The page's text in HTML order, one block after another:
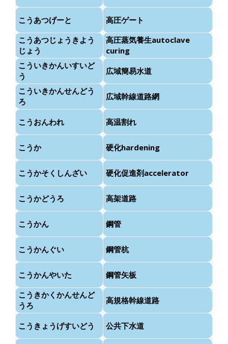
こうあつげーと
高圧ゲート
こうあつじょうきよう
じょう
高圧蒸気養生autoclave
curing
こういきかんいすいど
う
広域簡易水道
こういきかんせんどう
ろ
広域幹線道路網
こうおんわれ 高温割れ
こうか 硬化hardening
こうかそくしんざい 硬化促進剤accelerator
こうかどうろ 高架道路
こうかん 鋼管
こうかんぐい 鋼管杭
こうかんやいた
鋼管矢板
こうきかくかんせんど
うろ
高規格幹線道路
こうきょうげすいどう 公共下水道